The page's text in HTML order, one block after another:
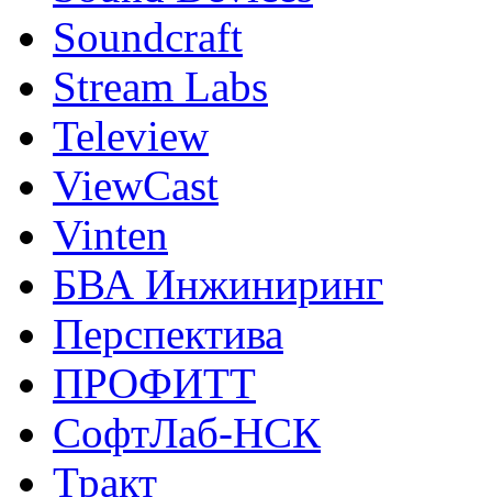
Soundcraft
Stream Labs
Teleview
ViewCast
Vinten
БВА Инжиниринг
Перспектива
ПРОФИТТ
СофтЛаб-НСК
Тракт